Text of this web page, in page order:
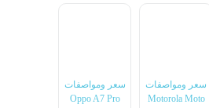
سعر ومواصفات
Motorola Moto
سعر ومواصفات
Oppo A7 Pro